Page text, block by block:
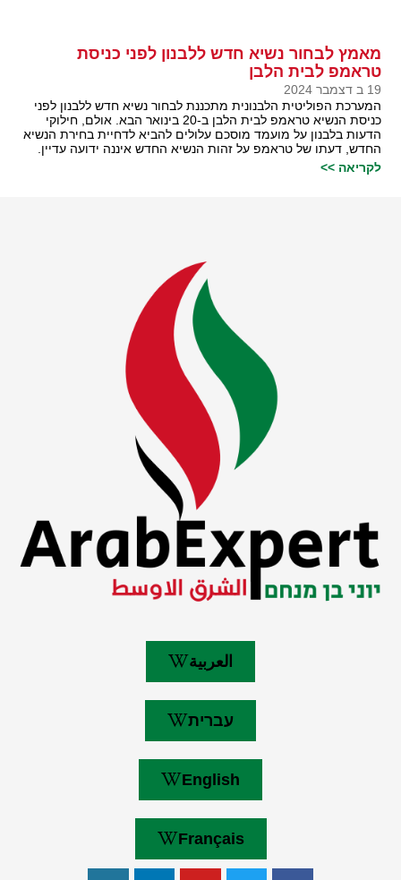
מאמץ לבחור נשיא חדש ללבנון לפני כניסת
טראמפ לבית הלבן
19 ב דצמבר 2024
המערכת הפוליטית הלבנונית מתכננת לבחור נשיא חדש ללבנון לפני
כניסת הנשיא טראמפ לבית הלבן ב-20 בינואר הבא. אולם, חילוקי
הדעות בלבנון על מועמד מוסכם עלולים להביא לדחיית בחירת הנשיא
החדש, דעתו של טראמפ על זהות הנשיא החדש איננה ידועה עדיין.
לקריאה >>
العربية
עברית
English
Français